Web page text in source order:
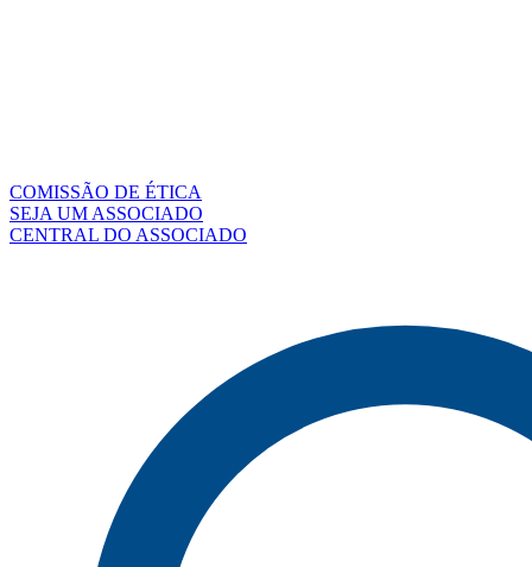
COMISSÃO DE ÉTICA
SEJA UM ASSOCIADO
CENTRAL DO ASSOCIADO